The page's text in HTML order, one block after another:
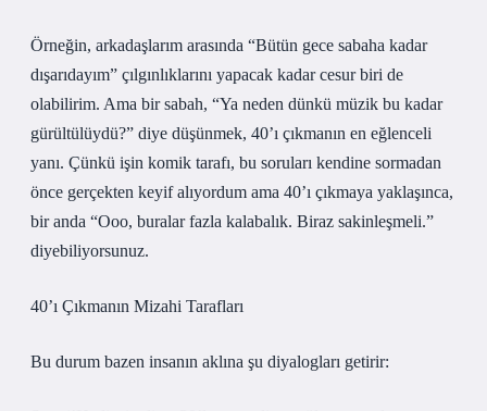
Örneğin, arkadaşlarım arasında “Bütün gece sabaha kadar
dışarıdayım” çılgınlıklarını yapacak kadar cesur biri de
olabilirim. Ama bir sabah, “Ya neden dünkü müzik bu kadar
gürültülüydü?” diye düşünmek, 40’ı çıkmanın en eğlenceli
yanı. Çünkü işin komik tarafı, bu soruları kendine sormadan
önce gerçekten keyif alıyordum ama 40’ı çıkmaya yaklaşınca,
bir anda “Ooo, buralar fazla kalabalık. Biraz sakinleşmeli.”
diyebiliyorsunuz.
40’ı Çıkmanın Mizahi Tarafları
Bu durum bazen insanın aklına şu diyalogları getirir: